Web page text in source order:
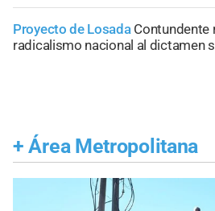
Proyecto de Losada Contundente
radicalismo nacional al dictamen
+ Área Metropolitana